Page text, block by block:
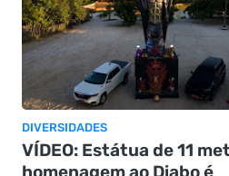
DIVERSIDADES
VÍDEO: Estátua de 11
homenagem ao Diabo é